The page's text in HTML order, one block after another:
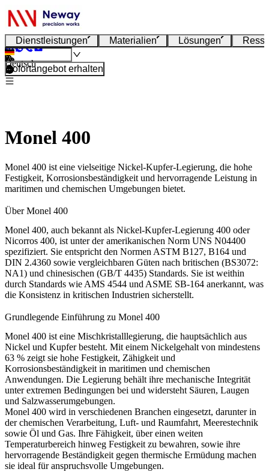
Dienstleistungen Materialien Lösungen
Deutsch
Sofortangebot erhalten
Monel 400
Monel 400 ist eine vielseitige Nickel-Kupfer-Legierung, die hohe
Festigkeit, Korrosionsbeständigkeit und hervorragende Leistung in
maritimen und chemischen Umgebungen bietet.
Über Monel 400
Monel 400, auch bekannt als Nickel-Kupfer-Legierung 400 oder
Nicorros 400, ist unter der amerikanischen Norm UNS N04400
spezifiziert. Sie entspricht den Normen ASTM B127, B164 und
DIN 2.4360 sowie vergleichbaren Güten nach britischen (BS3072:
NA1) und chinesischen (GB/T 4435) Standards. Sie ist weithin
durch Standards wie AMS 4544 und ASME SB-164 anerkannt, was
die Konsistenz in kritischen Industrien sicherstellt.
Grundlegende Einführung zu Monel 400
Monel 400 ist eine Mischkristalllegierung, die hauptsächlich aus
Nickel und Kupfer besteht. Mit einem Nickelgehalt von mindestens
63 % zeigt sie hohe Festigkeit, Zähigkeit und
Korrosionsbeständigkeit in maritimen und chemischen
Anwendungen. Die Legierung behält ihre mechanische Integrität
unter extremen Bedingungen bei und widersteht Säuren, Laugen
und Salzwasserumgebungen.
Monel 400 wird in verschiedenen Branchen eingesetzt, darunter in
der chemischen Verarbeitung, Luft- und Raumfahrt, Meerestechnik
sowie Öl und Gas. Ihre Fähigkeit, über einen weiten
Temperaturbereich hinweg Festigkeit zu bewahren, sowie ihre
hervorragende Beständigkeit gegen thermische Ermüdung machen
sie ideal für anspruchsvolle Umgebungen.